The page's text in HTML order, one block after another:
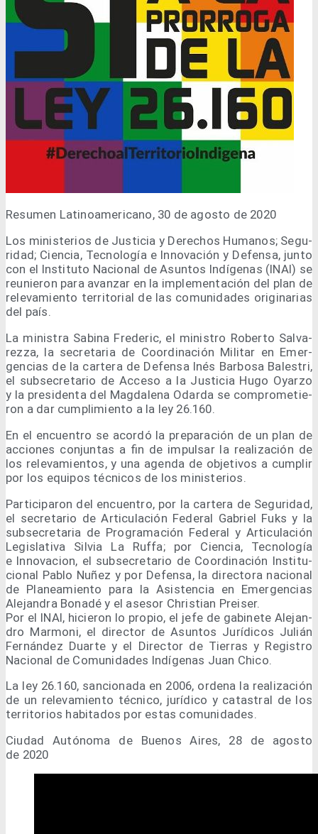
Resu­men Lati­no­ame­ri­cano, 30 de agos­to de 2020
Los minis­te­rios de Jus­ti­cia y Dere­chos Huma­nos; Segu­
ri­dad; Cien­cia, Tec­no­lo­gía e Inno­va­ción y Defen­sa, jun­to
con el Ins­ti­tu­to Nacio­nal de Asun­tos Indí­ge­nas (INAI) se
reu­nie­ron para avan­zar en la imple­men­ta­ción del plan de
rele­va­mien­to terri­to­rial de las comu­ni­da­des ori­gi­na­rias
del país.
La minis­tra Sabi­na Fre­de­ric, el minis­tro Rober­to Sal­va­
rez­za, la secre­ta­ria de Coor­di­na­ción Mili­tar en Emer­
gen­cias de la car­te­ra de Defen­sa Inés Bar­bo­sa Bales­tri,
el sub­se­cre­ta­rio de Acce­so a la Jus­ti­cia Hugo Oyar­zo
y la pre­si­den­ta del Mag­da­le­na Odar­da se com­pro­me­tie­
ron a dar cum­pli­mien­to a la ley 26.160.
En el encuen­tro se acor­dó la pre­pa­ra­ción de un plan de
accio­nes con­jun­tas a fin de impul­sar la rea­li­za­ción de
los rele­va­mien­tos, y una agen­da de obje­ti­vos a cum­plir
por los equi­pos téc­ni­cos de los ministerios.
Par­ti­ci­pa­ron del encuen­tro, por la car­te­ra de Segu­ri­dad,
el secre­ta­rio de Arti­cu­la­ción Fede­ral Gabriel Fuks y la
sub­se­cre­ta­ria de Pro­gra­ma­ción Fede­ral y Arti­cu­la­ción
Legis­la­ti­va Sil­via La Ruf­fa; por Cien­cia, Tec­no­lo­gía
e Inno­va­cion, el sub­se­cre­ta­rio de Coor­di­na­ción Ins­ti­tu­
cio­nal Pablo Nuñez y por Defen­sa, la direc­to­ra nacio­nal
de Pla­nea­mien­to para la Asis­ten­cia en Emer­gen­cias
Ale­jan­dra Bona­dé y el ase­sor Chris­tian Pre­iser.
Por el INAI, hicie­ron lo pro­pio, el jefe de gabi­ne­te Ale­jan­
dro Mar­mo­ni, el direc­tor de Asun­tos Jurí­di­cos Julián
Fer­nán­dez Duar­te y el Direc­tor de Tie­rras y Regis­tro
Nacio­nal de Comu­ni­da­des Indí­ge­nas Juan Chico.
La ley 26.160, san­cio­na­da en 2006, orde­na la rea­li­za­ción
de un rele­va­mien­to téc­ni­co, jurí­di­co y catas­tral de los
terri­to­rios habi­ta­dos por estas comunidades.
Ciu­dad Autó­no­ma de Bue­nos Aires, 28 de agos­to
de 2020